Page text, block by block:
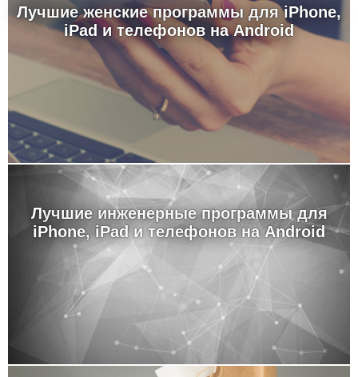
Лучшие женские программы для iPhone,
iPad и телефонов на Android
Лучшие инженерные программы для
iPhone, iPad и телефонов на Android